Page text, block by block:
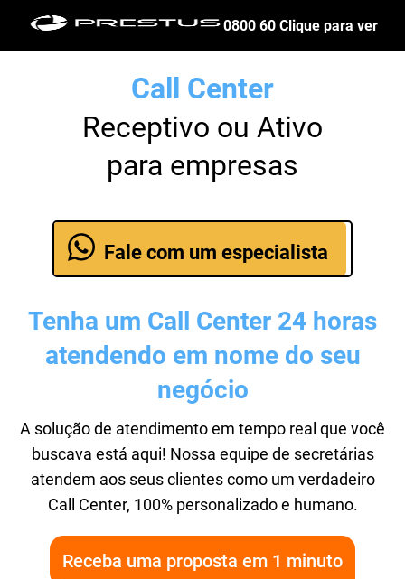
0800 60 Clique para ver
Call Center
Receptivo ou Ativo
para empresas
Fale com um especialista
Tenha um Call Center 24 horas
atendendo em nome do seu
negócio
A solução de atendimento em tempo real que você
buscava está aqui! Nossa equipe de secretárias
atendem aos seus clientes como um verdadeiro
Call Center, 100% personalizado e humano.
Receba uma proposta em 1 minuto